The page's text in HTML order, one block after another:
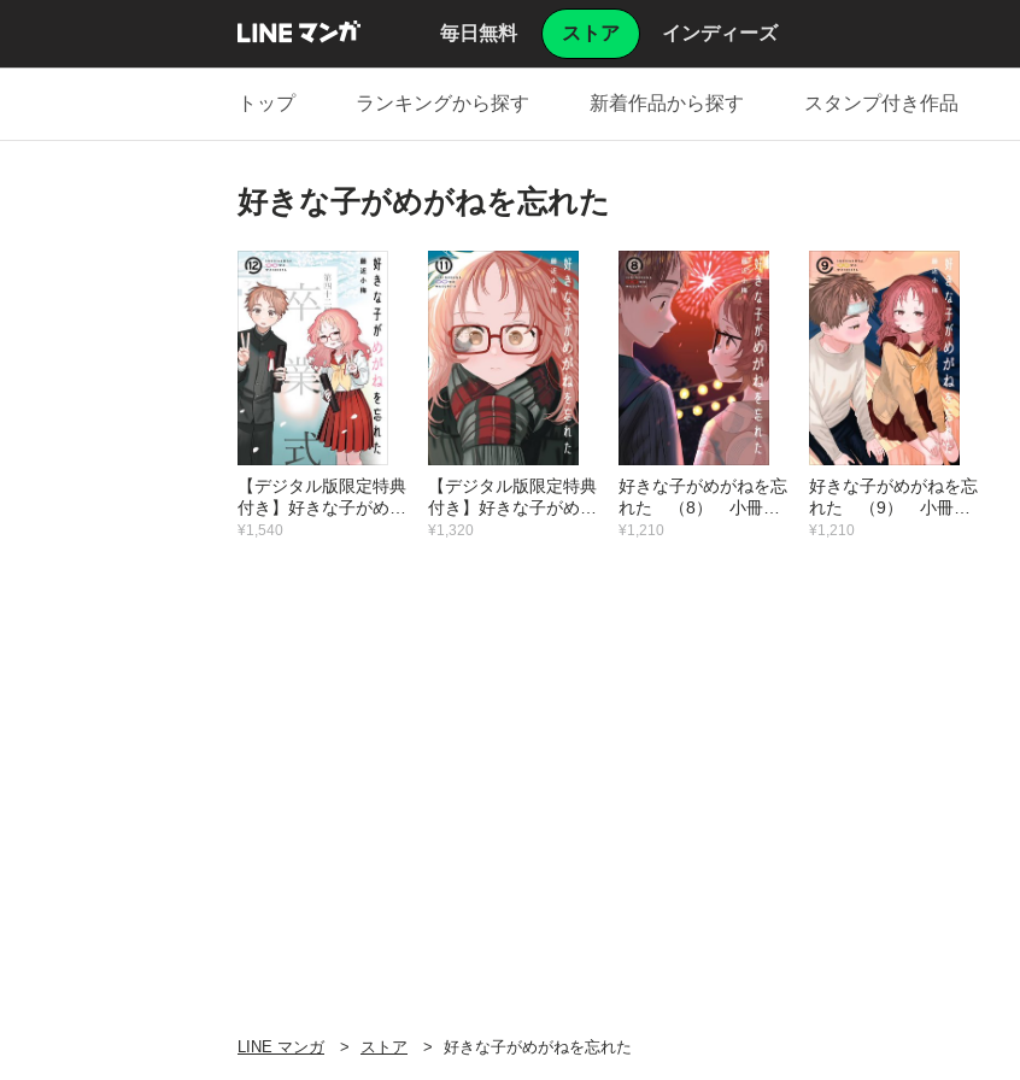
毎日無料 ストア インディーズ
トップ ランキングから探す 新着作品から探す スタンプ付き作品
好きな子がめがねを忘れた
【デジタル版限定特典
付き】好きな子がめが
ねを忘れた （12）
¥1,540
【デジタル版限定特典
付き】好きな子がめが
ねを忘れた （11）
¥1,320
好きな子がめがねを忘
れた （8） 小冊子
付き特装版
¥1,210
好きな子がめがねを忘
れた （9） 小冊子
付き特装版
¥1,210
LINE マンガ ストア 好きな子がめがねを忘れた